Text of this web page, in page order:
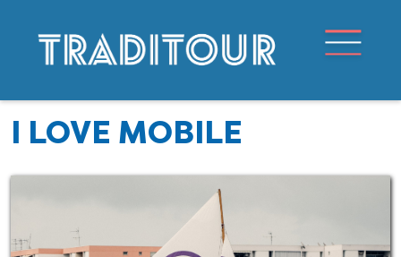
I LOVE MOBILE